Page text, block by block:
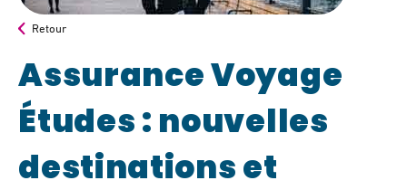
Retour
Assurance Voyage
Études : nouvelles
destinations et